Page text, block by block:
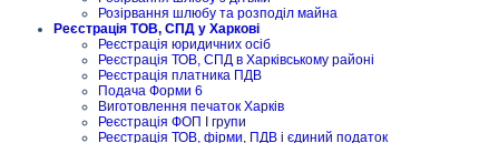
Розірвання шлюбу та розподіл майна
Реєстрація ТОВ, СПД у Харкові
Реєстрація юридичних осіб
Реєстрація ТОВ, СПД в Харківському районі
Реєстрація платника ПДВ
Подача Форми 6
Виготовлення печаток Харків
Реєстрація ФОП I групи
Реєстрація ТОВ, фірми, ПДВ і єдиний податок